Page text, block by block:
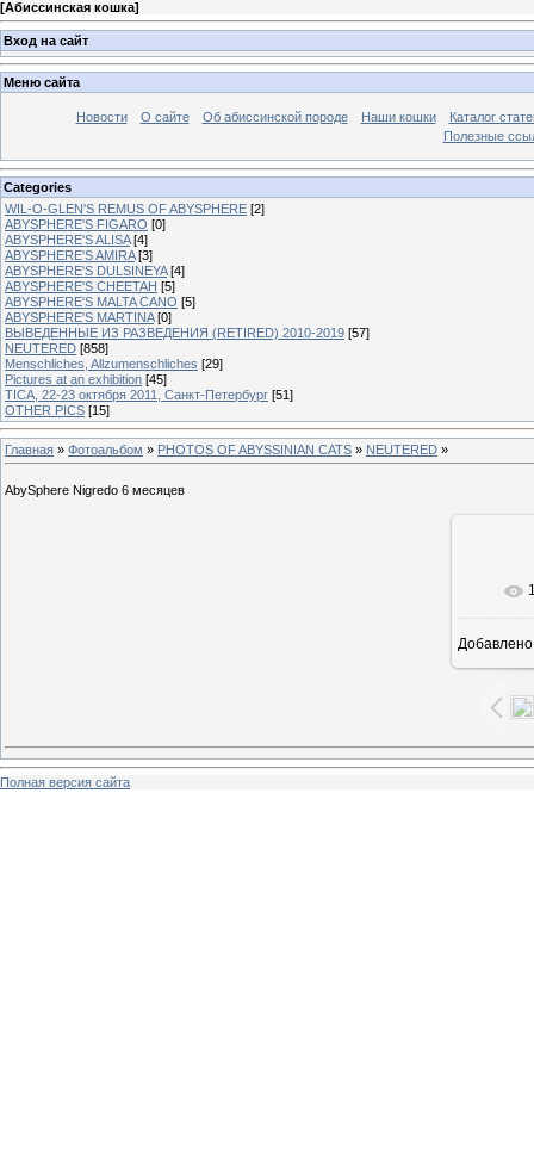
[Абиссинская кошка]
Вход на сайт
Меню сайта
Новости О сайте Об абиссинской породе Наши кошки
Каталог
Полезные
Categories
WIL-O-GLEN'S REMUS OF ABYSPHERE [2]
ABYSPHERE'S FIGARO [0]
ABYSPHERE'S ALISA [4]
ABYSPHERE'S AMIRA [3]
ABYSPHERE'S DULSINEYA [4]
ABYSPHERE'S CHEETAH [5]
ABYSPHERE'S MALTA CANO [5]
ABYSPHERE'S MARTINA [0]
ВЫВЕДЕННЫЕ ИЗ РАЗВЕДЕНИЯ (RETIRED) 2010-2019 [57]
NEUTERED [858]
Menschliches, Allzumenschliches [29]
Pictures at an exhibition [45]
TICA, 22-23 октября 2011, Санкт-Петербург [51]
OTHER PICS [15]
Главная » Фотоальбом » PHOTOS OF ABYSSINIAN CATS » NEUTERED »
AbySphere Nigredo 6 месяцев
В
Добавлено
Полная версия сайта